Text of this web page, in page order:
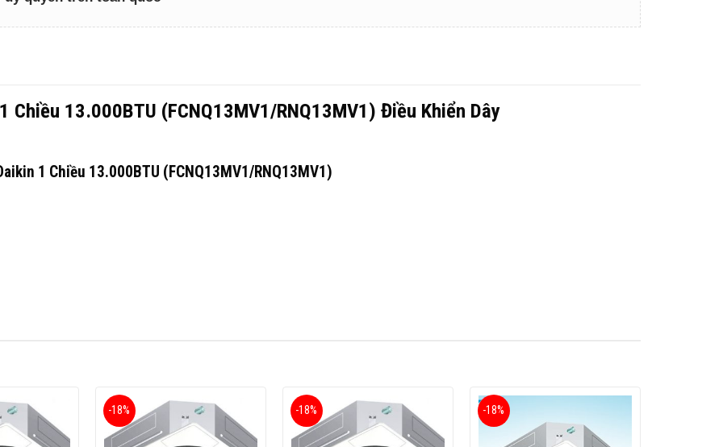
Chiều 13.000BTU (FCNQ13MV1/RNQ13MV1) Điều Khiển Dây
1 Chiều 13.000BTU (FCNQ13MV1/RNQ13MV1)
Với mức công suất 13.000BTU tương ứng với 1.5 HP phù hợp sử dụng cho các căn hộ có diện tích trung bình vào
FCNQ13MV1 ) điều khiển dây (BRC2E61+BYCP125K-W18) sử dụng loại gas R410 giúp cho chiếc điều hòa Daikin
-18% -18% -18%